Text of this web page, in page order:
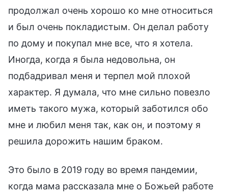
продолжал очень хорошо ко мне относиться
и был очень покладистым. Он делал работу
по дому и покупал мне все, что я хотела.
Иногда, когда я была недовольна, он
подбадривал меня и терпел мой плохой
характер. Я думала, что мне сильно повезло
иметь такого мужа, который заботился обо
мне и любил меня так, как он, и поэтому я
решила дорожить нашим браком.
Это было в 2019 году во время пандемии,
когда мама рассказала мне о Божьей работе